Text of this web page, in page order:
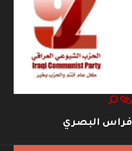
فراس البصري